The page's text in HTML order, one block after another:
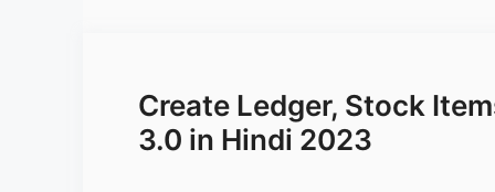
Create Ledger, Stock
3.0 in Hindi 2023